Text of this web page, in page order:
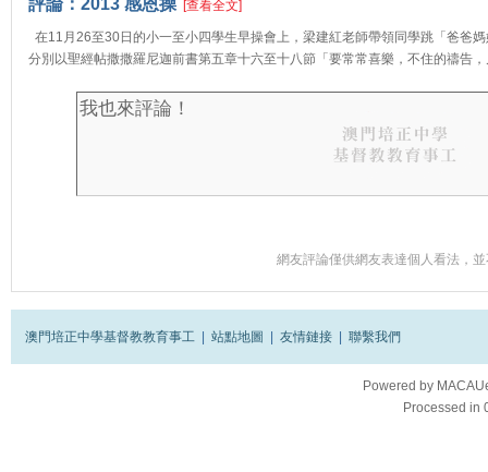
評論：2013 感恩操 [查看全文]
在11月26至30日的小一至小四學生早操會上，梁建紅老師帶領同學跳「爸爸
分別以聖經帖撒撒羅尼迦前書第五章十六至十八節「要常常喜樂，不住的禱告
網友評論僅供網友表達個人看法，
澳門培正中學基督教教育事工 站點地圖 友情鏈接 聯繫我們
Powered by
Processed in